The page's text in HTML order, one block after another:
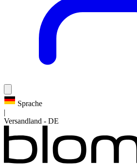
Sprache
|
Versandland - DE